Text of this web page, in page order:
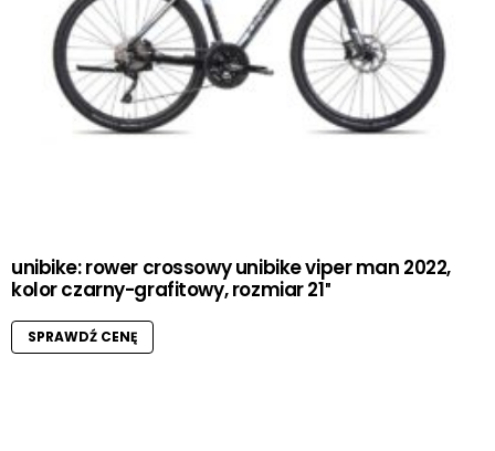
unibike: rower crossowy unibike viper man 2022,
kolor czarny-grafitowy, rozmiar 21″
SPRAWDŹ CENĘ